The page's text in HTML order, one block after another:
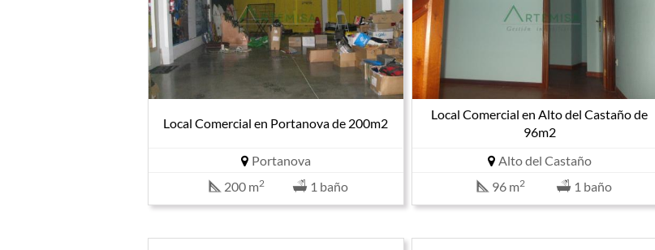
Local Comercial en Portanova de 200m2
Portanova
200 m2 1 baño
Local Comercial en Alto del Castaño de
96m2
Alto del Castaño
96 m2 1 baño